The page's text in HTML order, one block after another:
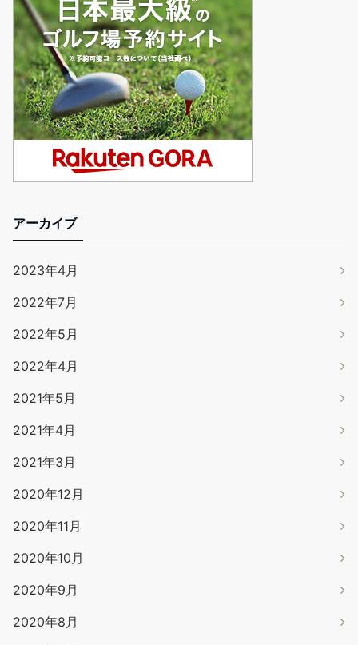
アーカイブ
2023年4月
2022年7月
2022年5月
2022年4月
2021年5月
2021年4月
2021年3月
2020年12月
2020年11月
2020年10月
2020年9月
2020年8月